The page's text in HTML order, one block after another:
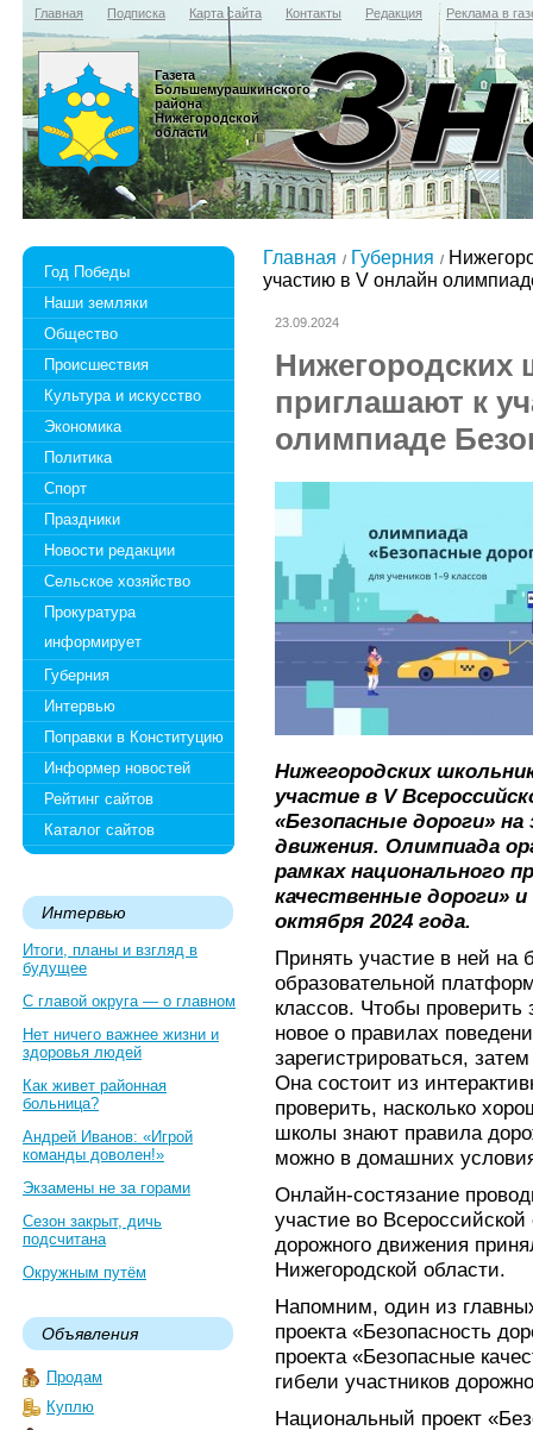
Главная Подписка Карта сайта Контакты Редакция Реклама в
Газета
Большемурашкинского
района
Нижегородской
области
Год Победы
Наши земляки
Общество
Происшествия
Культура и искусство
Экономика
Политика
Спорт
Праздники
Новости редакции
Сельское хозяйство
Прокуратура
информирует
Губерния
Интервью
Поправки в Конституцию
Информер новостей
Рейтинг сайтов
Каталог сайтов
Интервью
Итоги, планы и взгляд в
будущее
С главой округа — о главном
Нет ничего важнее жизни и
здоровья людей
Как живет районная
больница?
Андрей Иванов: «Игрой
команды доволен!»
Экзамены не за горами
Сезон закрыт, дичь
подсчитана
Окружным путём
Объявления
Продам
Куплю
Главная Губерния
участию в V онлайн
23.09.2024
Нижегородских
приглашают к
олимпиаде
Нижегородских
участие в V
«Безопасные дороги» на
движения. Олимпиада
рамках национального
качественные дороги»
октября 2024 года.
Принять участие в ней на
образовательной
классов. Чтобы проверить
новое о правилах
зарегистрироваться,
Она состоит из
проверить, насколько
школы знают правила
можно в домашних
Онлайн-состязание
участие во
дорожного движения
Нижегородской области.
Напомним, один из
проекта «Безопасность
проекта «Безопасные
гибели участников
Национальный проект